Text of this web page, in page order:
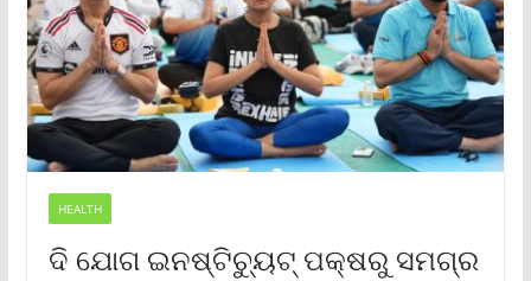
HEALTH
ଦି ଯୋଗ ଇନଷ୍ଟିଚ୍ୟୁଟ୍ ପକ୍ଷରୁ ସମଗ୍ର